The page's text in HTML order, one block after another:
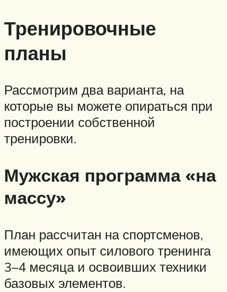
Тренировочные
планы
Рассмотрим два варианта, на
которые вы можете опираться при
построении собственной
тренировки.
Мужская программа «на
массу»
План рассчитан на спортсменов,
имеющих опыт силового тренинга
3–4 месяца и освоивших техники
базовых элементов.